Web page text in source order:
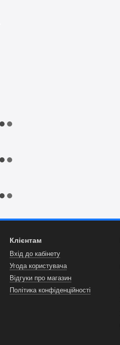
Клієнтам
Вхід до кабінету
Угода користувача
Відгуки про магазин
Політика конфіденційності